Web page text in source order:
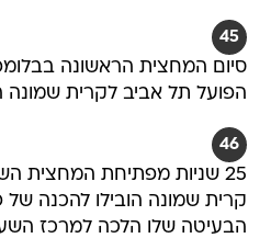
45
הפועל תל אביב לקרית שמונה
46
25 שניות מפתיחת המחצית
קרית שמונה הובילו להכנה של
הבעיטה שלו הלכה למרכז